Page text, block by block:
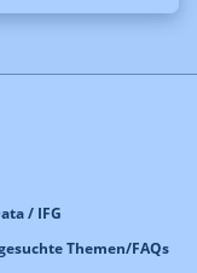
/ IFG
Themen/FAQs